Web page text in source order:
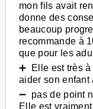
mon fils avait
donne des
beaucoup
recommande à
que pour les
➕ Elle est très
aider son enfant
➖ pas de point
Elle est